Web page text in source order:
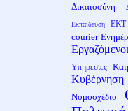
Δικαιοσύνη
Εκπαίδευση ΕΚΤ
courier
Εργαζόμενοι
Υπηρεσίες
Κυβέρνηση
Νομοσχέδιο